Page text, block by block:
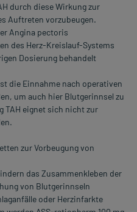
durch diese Wirkung zur
Auftreten vorzubeugen.
Angina pectoris
des Herz-Kreislauf-Systems
Dosierung behandelt
die Einnahme nach operativen
um auch hier Blutgerinnsel zu
TAH eignet sich nicht zur
zur Vorbeugung von
das Zusammenkleben der
von Blutgerinnseln
oder Herzinfarkte